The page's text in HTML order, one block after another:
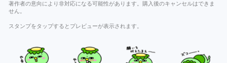
著作者の意向により非対応になる可能性があります。購入後のキャンセルはできま
せん。
スタンプをタップするとプレビューが表示されます。